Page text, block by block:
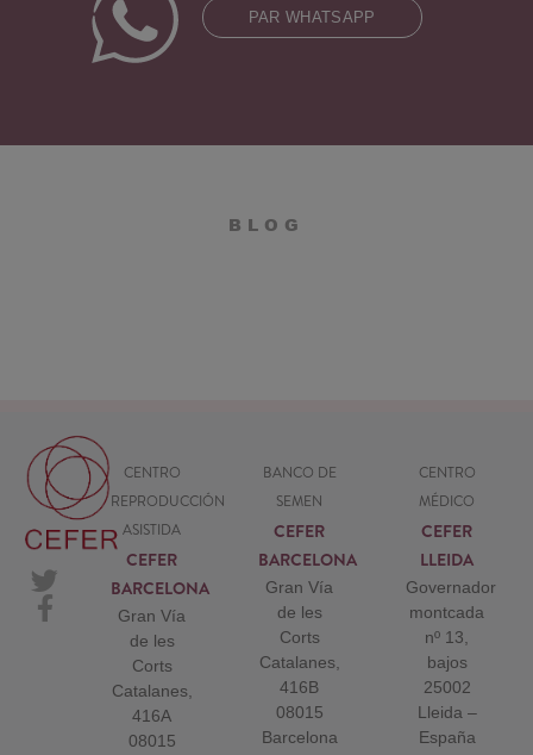
PAR WHATSAPP
BLOG
CENTRO
REPRODUCCIÓN
ASISTIDA
CEFER
BARCELONA
Gran Vía
de les
Corts
Catalanes,
416A
08015
BANCO DE
SEMEN
CEFER
BARCELONA
Gran Vía
de les
Corts
Catalanes,
416B
08015
Barcelona
CENTRO
MÉDICO
CEFER
LLEIDA
Governador
montcada
nº 13,
bajos
25002
Lleida –
España